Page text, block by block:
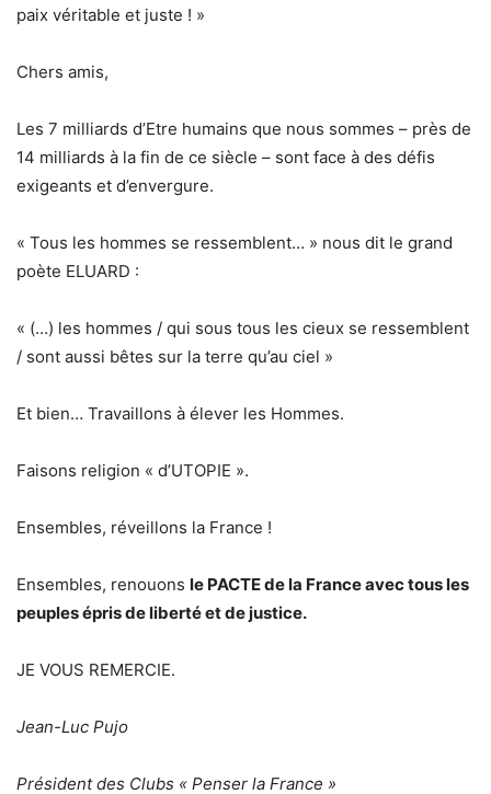
paix véritable et juste ! »
Chers amis,
Les 7 milliards d’Etre humains que nous sommes – près de
14 milliards à la fin de ce siècle – sont face à des défis
exigeants et d’envergure.
« Tous les hommes se ressemblent… » nous dit le grand
poète ELUARD :
« (…) les hommes / qui sous tous les cieux se ressemblent
/ sont aussi bêtes sur la terre qu’au ciel »
Et bien… Travaillons à élever les Hommes.
Faisons religion « d’UTOPIE ».
Ensembles, réveillons la France !
Ensembles, renouons le PACTE de la France avec tous les
peuples épris de liberté et de justice.
JE VOUS REMERCIE.
Jean-Luc Pujo
Président des Clubs « Penser la France »